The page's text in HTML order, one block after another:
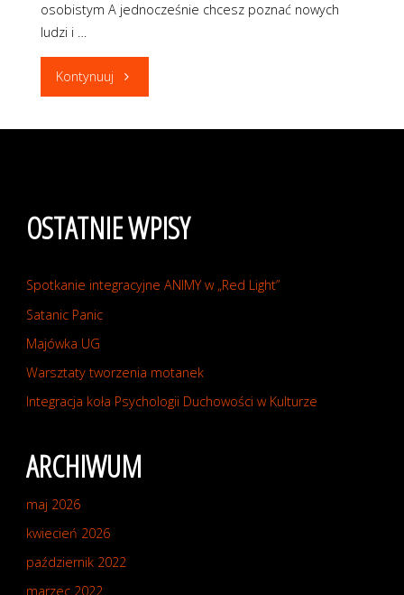
osobistym A jednocześnie chcesz poznać nowych
ludzi i …
Kontynuuj "REKRUTACJA
OSTATNIE WPISY
Spotkanie integracyjne ANIMY w „Red Light”
Satanic Panic
Majówka UG
Warsztaty tworzenia motanek
Integracja koła Psychologii Duchowości w Kulturze
ARCHIWUM
maj 2026
kwiecień 2026
październik 2022
marzec 2022